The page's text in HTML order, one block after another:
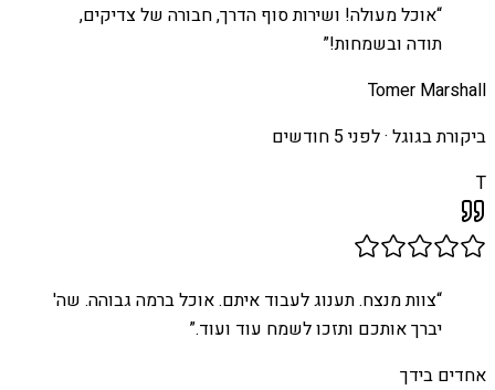
“אוכל מעולה! ושירות סוף הדרך, חבורה של צדיקים,
תודה ובשמחות!”
Tomer Marshall
ביקורת בגוגל ·לפני 5 חודשים
T
“צוות מנצח. תענוג לעבוד איתם. אוכל ברמה גבוהה. שה'
יברך אותכם ותזכו לשמח עוד ועוד.”
אחדים בידך